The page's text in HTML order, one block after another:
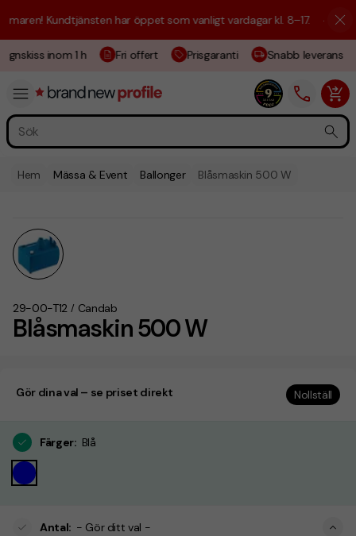
Kundtjänsten har öppet som vanligt vardagar kl. 8–17. ☀️ Vi är
inom 1 h Fri offert Prisgaranti Snabb leverans
Hem Mässa & Event Ballonger Blåsmaskin 500 W
Blåsmaskin 500 W
29-00-T12 / Candab
Gör dina val – se priset direkt Nollställ
Färger: Blå
Antal: - Gör ditt val -